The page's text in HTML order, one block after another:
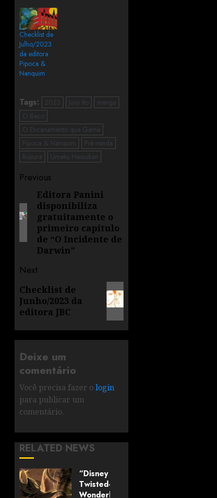
Checklist de
Julho/2023
da editora
Pipoca &
Nanquim
Tags: 2023 Junji Ito
manga
O Beco
O Encanamento que Geme
Pipoca & Nanquim
Pré-venda
Rojiura
Umeku Haisuikan
Previous
Editora Panini
disponibiliza
gratuitamente o
primeiro capítulo
de “O Incidente de
Darwin”
Next
Checklist de
Junho/2023 da
editora JBC
Deixe um
comentário
Você precisa fazer o login
para publicar um
comentário.
RELATED NEWS
“Disney
Twisted-
Wonderland: